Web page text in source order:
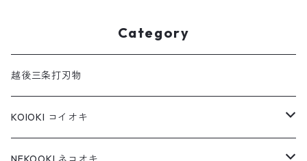
Category
越後三条打刃物
KOIOKI コイオキ
コイオキ in 特製桐箱